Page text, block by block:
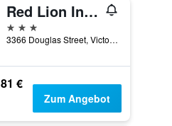
Red Lion Inn and Suites Victoria
3 Sterne
3366 Douglas Street, Victoria, BC, Kanada
81 €
Zum Angebot